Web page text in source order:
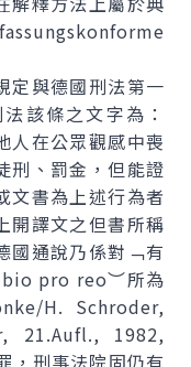
定與德國刑法第一
該條之文字為：
人在公眾觀感中喪
刑、罰金，但能證
文書為上述行為者
開譯文之但書所稱
國通說乃係對﹁有
pro reo︶所為
H. Schroder,
21.Aufl., 1982,
，刑事法院固仍有